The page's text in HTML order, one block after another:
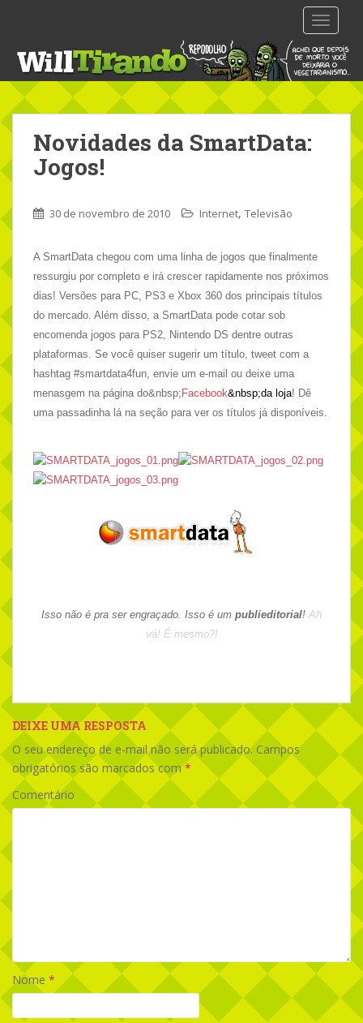
t
m
n
o
e
Novidades da SmartData:
Jogos!
30 de novembro de 2010 Internet, Televisão
A SmartData chegou com uma linha de jogos que finalmente
ressurgiu por completo e irá crescer rapidamente nos próximos
dias! Versões para PC, PS3 e Xbox 360 dos principais títulos
do mercado. Além disso, a SmartData pode cotar sob
encomenda jogos para PS2, Nintendo DS dentre outras
plataformas. Se você quiser sugerir um título, tweet com a
hashtag #smartdata4fun, envie um e-mail ou deixe uma
menasgem na página do&nbsp; Facebook&nbsp;da loja! Dê
uma passadinha lá na seção para ver os títulos já disponíveis.
Isso não é pra ser engraçado. Isso é um publieditorial! Ah
vá! É mesmo?!
DEIXE UMA RESPOSTA
O seu endereço de e-mail não será publicado.Campos
obrigatórios são marcados com*
Comentário
Nome *